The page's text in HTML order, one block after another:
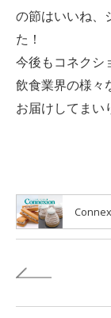
の節はいいね、
た！
今後もコネクシ
飲食業界の様々
お届けしてまい